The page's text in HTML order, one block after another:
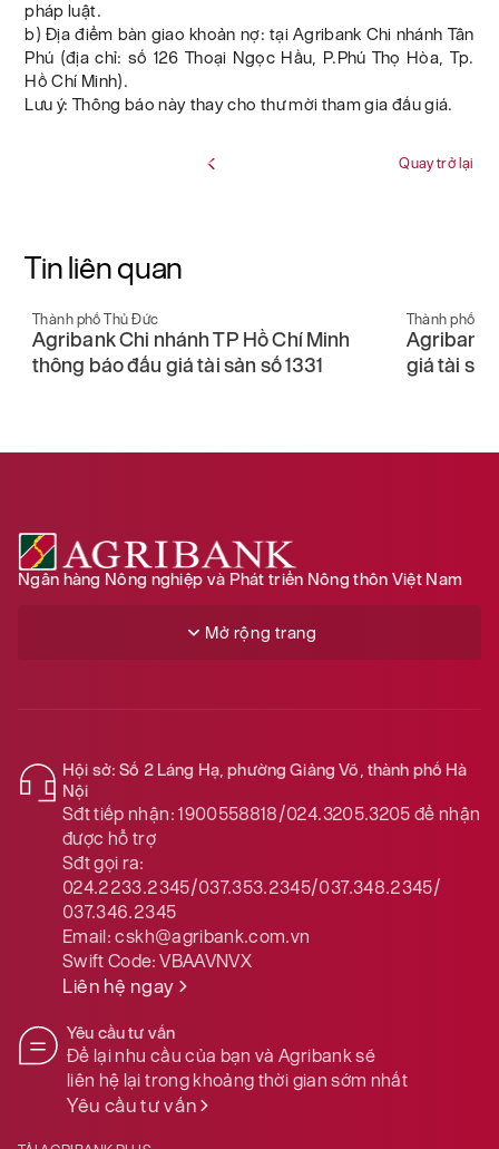
pháp luật.
b) Địa điểm bàn giao khoản nợ: tại Agribank Chi nhánh Tân
Phú (địa chỉ: số 126 Thoại Ngọc Hầu, P.Phú Thọ Hòa, Tp.
Hồ Chí Minh).
Lưu ý: Thông báo này thay cho thư mời tham gia đấu giá.
Quay trở lại
Tin liên quan
Thành phố Thủ Đức
Agribank Chi nhánh TP Hồ Chí Minh
thông báo đấu giá tài sản số 1331
Thành phố
Agribank
giá tài
Ngân hàng Nông nghiệp và Phát triển Nông thôn Việt Nam
Mở rộng trang
Hội sở: Số 2 Láng Hạ, phường Giảng Võ, thành phố Hà
Nội
Sđt tiếp nhận: 1900558818/024.3205.3205để nhận
được hỗ trợ
Sđt gọi ra:
024.2233.2345/037.353.2345/037.348.2345/
037.346.2345
Email:cskh@agribank.com.vn
Swift Code:VBAAVNVX
Liên hệ ngay
Yêu cầu tư vấn
Để lại nhu cầu của bạn và Agribank sẽ
liên hệ lại trong khoảng thời gian sớm nhất
Yêu cầu tư vấn